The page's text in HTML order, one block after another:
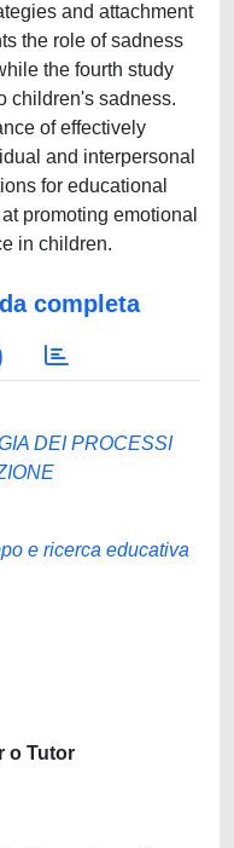
and attachment
the role of sadness
the fourth study
children's sadness.
of effectively
and interpersonal
for educational
promoting emotional
in children.
completa
DEI PROCESSI
e ricerca educativa
o Tutor